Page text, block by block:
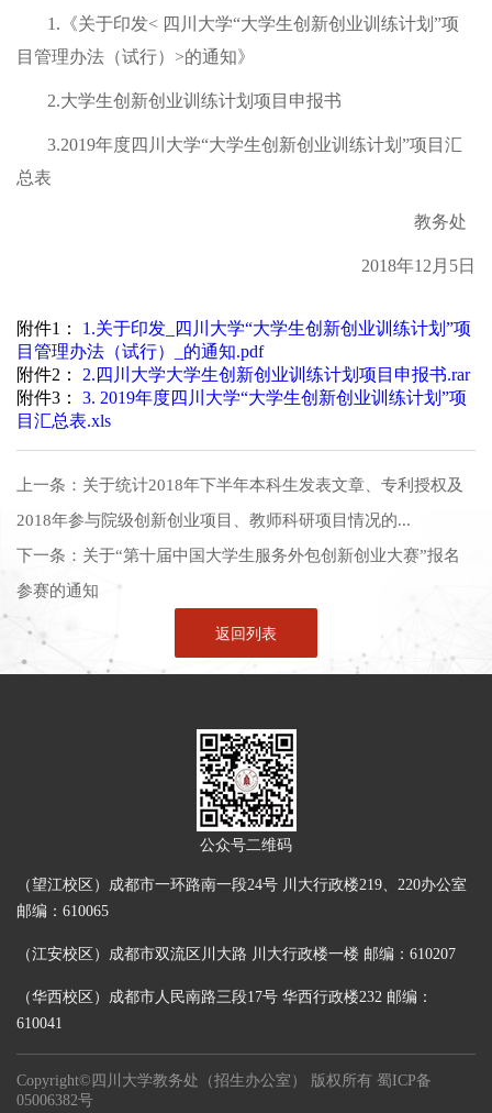
1. 《关于印发< 四川大学“大学生创新创业训练计划”项
目管理办法（试行）>的通知》
2.大学生创新创业训练计划项目申报书
3.2019年度四川大学“大学生创新创业训练计划”项目汇
总表
教务处
2018年12月5日
附件1：
1.关于印发_四川大学“大学生创新创业训练计划”项
目管理办法（试行）_的通知.pdf
附件2：
2.四川大学大学生创新创业训练计划项目申报书.rar
附件3：
3. 2019年度四川大学“大学生创新创业训练计划”项
目汇总表.xls
上一条： 关于统计2018年下半年本科生发表文章、专利授权及
2018年参与院级创新创业项目、教师科研项目情况的...
下一条： 关于“第十届中国大学生服务外包创新创业大赛”报名
参赛的通知
返回列表
公众号二维码
（望江校区）成都市一环路南一段24号 川大行政楼219、220办公室
邮编：610065
（江安校区）成都市双流区川大路 川大行政楼一楼 邮编：610207
（华西校区）成都市人民南路三段17号 华西行政楼232 邮编：
610041
Copyright©四川大学教务处（招生办公室） 版权所有 蜀ICP备
05006382号